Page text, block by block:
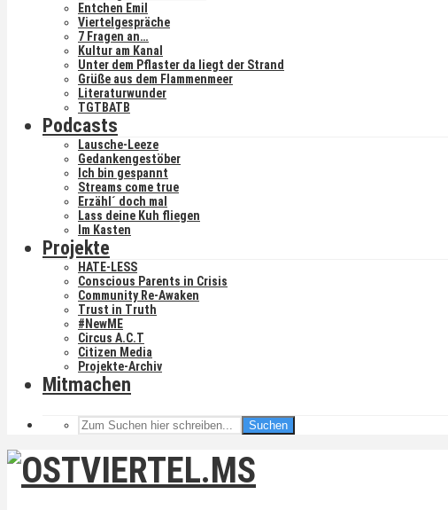
Entchen Emil
Viertelgespräche
7 Fragen an…
Kultur am Kanal
Unter dem Pflaster da liegt der Strand
Grüße aus dem Flammenmeer
Literaturwunder
TGTBATB
Podcasts
Lausche-Leeze
Gedankengestöber
Ich bin gespannt
Streams come true
Erzähl´ doch mal
Lass deine Kuh fliegen
Im Kasten
Projekte
HATE-LESS
Conscious Parents in Crisis
Community Re-Awaken
Trust in Truth
#NewME
Circus A.C.T
Citizen Media
Projekte-Archiv
Mitmachen
Suchen